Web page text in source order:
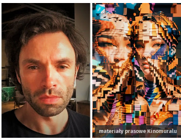
materiały prasowe Kinomuralu